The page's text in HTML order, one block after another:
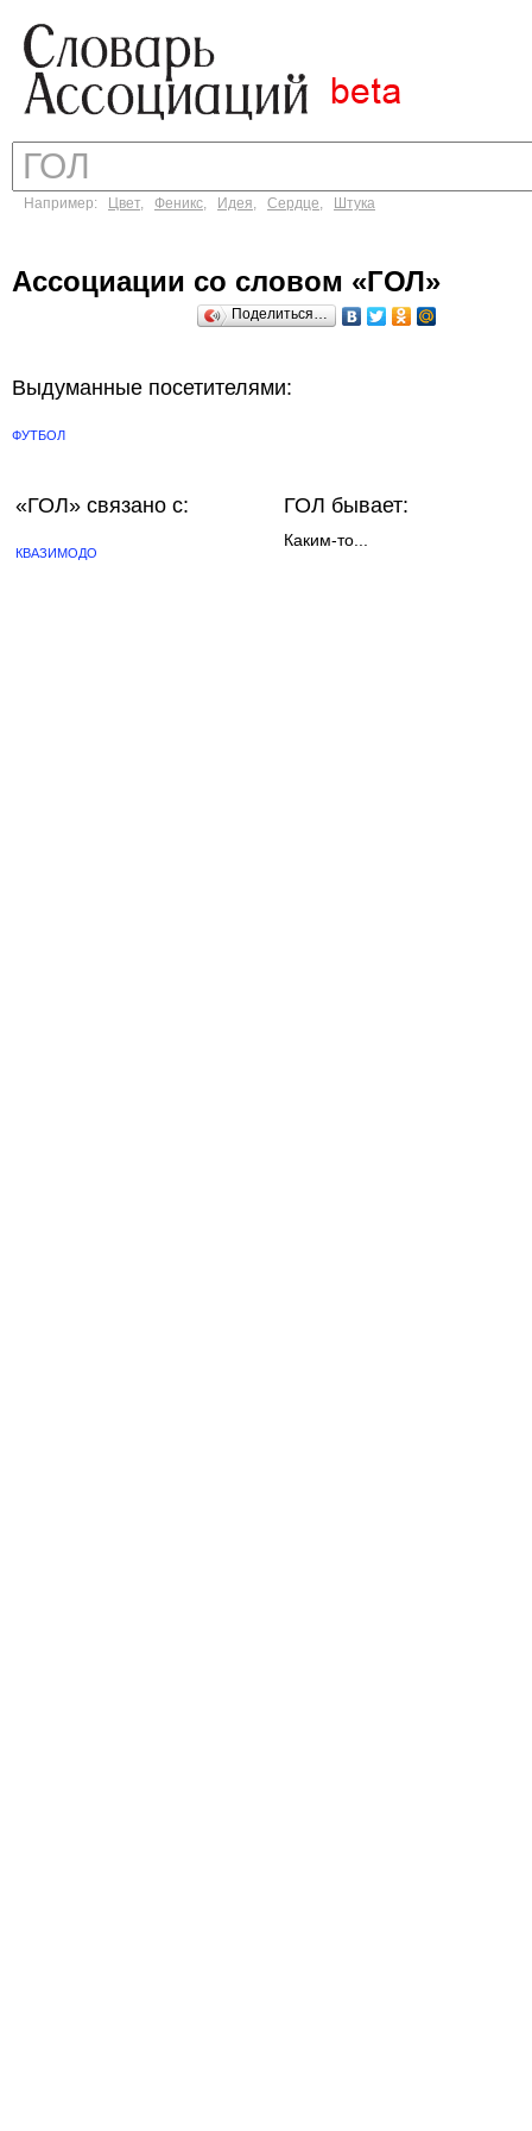
Например: Цвет, Феникс, Идея, Сердце, Штука
Ассоциации со словом «ГОЛ»
Поделиться…
Выдуманные посетителями:
ФУТБОЛ
«ГОЛ» связано с:
КВАЗИМОДО
ГОЛ бывает:
Каким-то...